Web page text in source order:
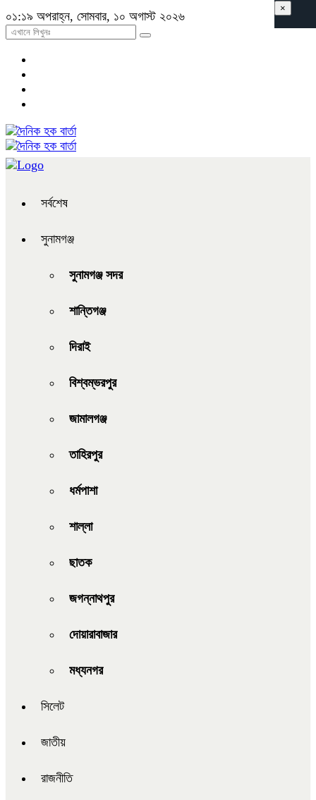
০১:১৯ অপরাহ্ন, সোমবার, ১০ অগাস্ট ২০২৬
সর্বশেষ
সুনামগঞ্জ
সুনামগঞ্জ সদর
শান্তিগঞ্জ
দিরাই
বিশ্বম্ভরপুর
জামালগঞ্জ
তাহিরপুর
ধর্মপাশা
শাল্লা
ছাতক
জগন্নাথপুর
দোয়ারাবাজার
মধ্যনগর
সিলেট
জাতীয়
রাজনীতি
×